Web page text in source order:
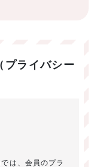
プライバシー
は、会員のプラ